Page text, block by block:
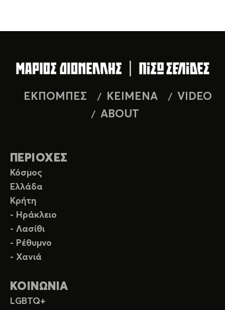
ΕΚΠΟΜΠΕΣ ΚΕΙΜΕΝΑ
VIDEO
ABOUT
ΠΕΡΙΟΧΕΣ
Κόσμος
Ελλάδα
Κρήτη
- Ηράκλειο
- Λασίθι
- Ρέθυμνο
- Χανιά
ΚΟΙΝΩΝΙΑ
LGBTQ+